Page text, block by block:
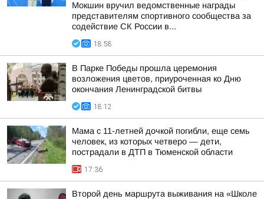
Мокшин вручил ведомственные награды
представителям спортивного сообщества за
содействие СК России в...
18:58
В Парке Победы прошла церемония
возложения цветов, приуроченная ко Дню
окончания Ленинградской битвы
18:12
Мама с 11-летней дочкой погибли, еще семь
человек, из которых четверо — дети,
пострадали в ДТП в Тюменской области
17:36
Второй день маршрута выживания на «Школе